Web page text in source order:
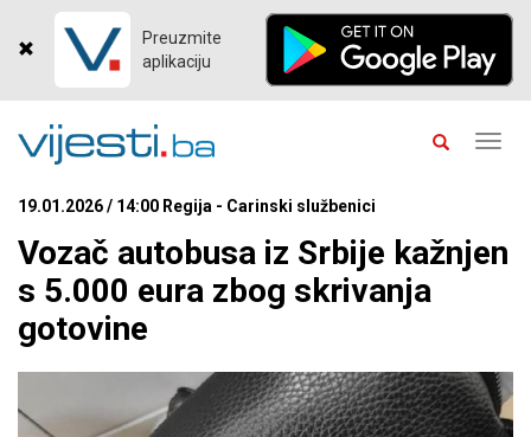
Preuzmite
aplikaciju
19.01.2026 / 14:00 Regija - Carinski službenici
Vozač autobusa iz Srbije kažnjen
s 5.000 eura zbog skrivanja
gotovine